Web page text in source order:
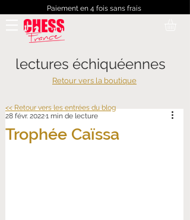
Paiement en 4 fois sans frais
lectures échiquéennes
Retour vers la boutique
Trophée Caïssa
28 févr. 20221 min de lecture
<< Retour vers les entrées du blog